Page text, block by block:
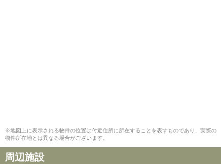
※地図上に表示される物件の位置は付近住所に所在することを表すものであり、実際の
物件所在地とは異なる場合がございます。
周辺施設